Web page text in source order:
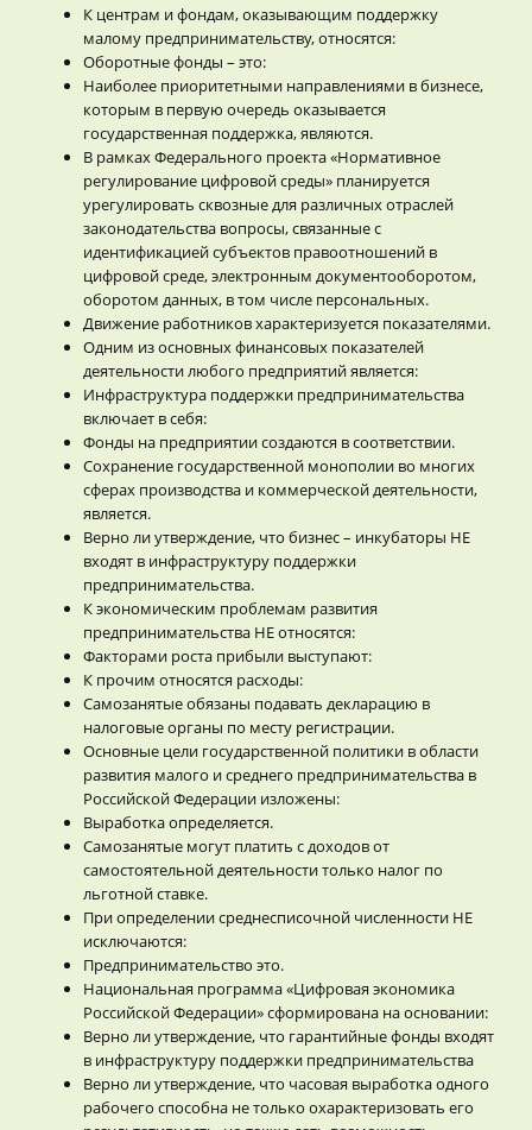
К центрам и фондам, оказывающим поддержку
малому предпринимательству, относятся:
Оборотные фонды – это:
Наиболее приоритетными направлениями в бизнесе,
которым в первую очередь оказывается
государственная поддержка, являются.
В рамках Федерального проекта «Нормативное
регулирование цифровой среды» планируется
урегулировать сквозные для различных отраслей
законодательства вопросы, связанные с
идентификацией субъектов правоотношений в
цифровой среде, электронным документооборотом,
оборотом данных, в том числе персональных.
Движение работников характеризуется показателями.
Одним из основных финансовых показателей
деятельности любого предприятий является:
Инфраструктура поддержки предпринимательства
включает в себя:
Фонды на предприятии создаются в соответствии.
Сохранение государственной монополии во многих
сферах производства и коммерческой деятельности,
является.
Верно ли утверждение, что бизнес – инкубаторы НЕ
входят в инфраструктуру поддержки
предпринимательства.
К экономическим проблемам развития
предпринимательства НЕ относятся:
Факторами роста прибыли выступают:
К прочим относятся расходы:
Самозанятые обязаны подавать декларацию в
налоговые органы по месту регистрации.
Основные цели государственной политики в области
развития малого и среднего предпринимательства в
Российской Федерации изложены:
Выработка определяется.
Самозанятые могут платить с доходов от
самостоятельной деятельности только налог по
льготной ставке.
При определении среднесписочной численности НЕ
исключаются:
Предпринимательство это.
Национальная программа «Цифровая экономика
Российской Федерации» сформирована на основании:
Верно ли утверждение, что гарантийные фонды входят
в инфраструктуру поддержки предпринимательства
Верно ли утверждение, что часовая выработка одного
рабочего способна не только охарактеризовать его